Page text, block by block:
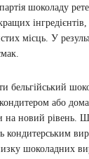
шоколаду
місць. У
бельгійський
або
на новий рівень.
кондитерським
шоколадних